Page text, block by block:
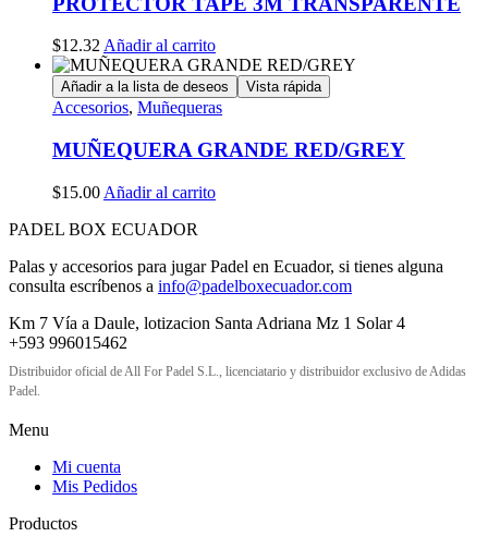
$12.32 Añadir al carrito
Añadir a la lista de deseos Vista rápida
Accesorios, Muñequeras
MUÑEQUERA GRANDE RED/GREY
$15.00 Añadir al carrito
PADEL BOX ECUADOR
Palas y accesorios para jugar Padel en Ecuador, si tienes alguna
consulta escríbenos a info@padelboxecuador.com
Km 7 Vía a Daule, lotizacion Santa Adriana Mz 1 Solar 4
+593 996015462
Distribuidor oficial de All For Padel S.L., licenciatario y distribuidor exclusivo de Adidas
Padel.
Menu
Mi cuenta
Mis Pedidos
Productos